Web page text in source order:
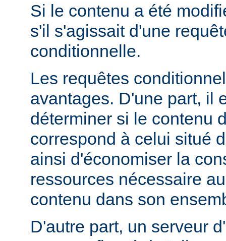
Si le contenu a été
s'il s'agissait d'une
conditionnelle.
Les requêtes
avantages. D'une part, il
déterminer si le contenu
correspond à celui situé
ainsi d'économiser la
ressources nécessaire
contenu dans son
D'autre part, un serveur